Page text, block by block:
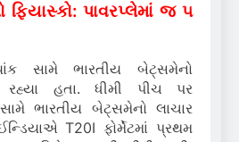
ફિયાસ્કો: પાવરપ્લેમાં જ ૫
સામે ભારતીય બેટ્સમેનો
રહ્યા હતા. ધીમી પીચ પર
ભારતીય બેટ્સમેનો લાચાર
T20I ફોર્મેટમાં પ્રથમ